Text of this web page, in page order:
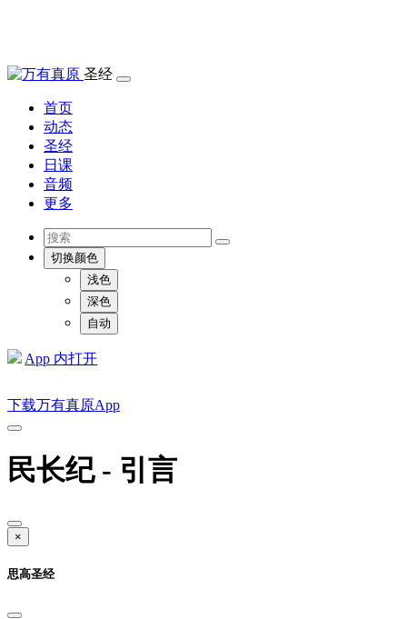
圣经
首页
动态
圣经
日课
音频
更多
切换颜色
浅色
深色
自动
App 内打开
下载万有真原App
民长纪 - 引言
×
思高圣经